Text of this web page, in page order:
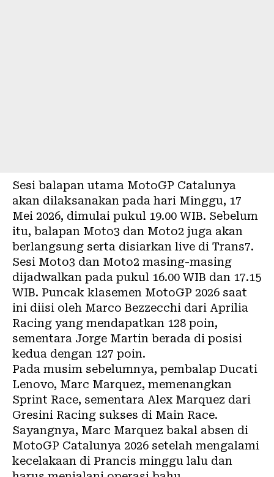
Sesi balapan utama MotoGP Catalunya
akan dilaksanakan pada hari Minggu, 17
Mei 2026, dimulai pukul 19.00 WIB. Sebelum
itu, balapan Moto3 dan Moto2 juga akan
berlangsung serta disiarkan live di Trans7.
Sesi Moto3 dan Moto2 masing-masing
dijadwalkan pada pukul 16.00 WIB dan 17.15
WIB. Puncak klasemen MotoGP 2026 saat
ini diisi oleh Marco Bezzecchi dari Aprilia
Racing yang mendapatkan 128 poin,
sementara Jorge Martin berada di posisi
kedua dengan 127 poin.
Pada musim sebelumnya, pembalap Ducati
Lenovo, Marc Marquez, memenangkan
Sprint Race, sementara Alex Marquez dari
Gresini Racing sukses di Main Race.
Sayangnya, Marc Marquez bakal absen di
MotoGP Catalunya 2026 setelah mengalami
kecelakaan di Prancis minggu lalu dan